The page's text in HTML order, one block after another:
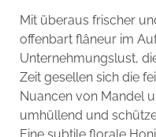
Mit überaus frischer
offenbart flâneur im
Unternehmungslust,
Zeit gesellen sich die
Nuancen von Mandel
umhüllend und
Eine subtile florale